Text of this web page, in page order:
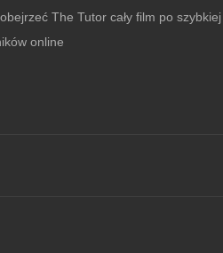
The Tutor cały film po
online